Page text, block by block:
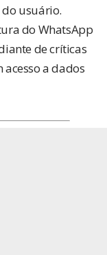
usuário.
do WhatsApp
de críticas
acesso a dados